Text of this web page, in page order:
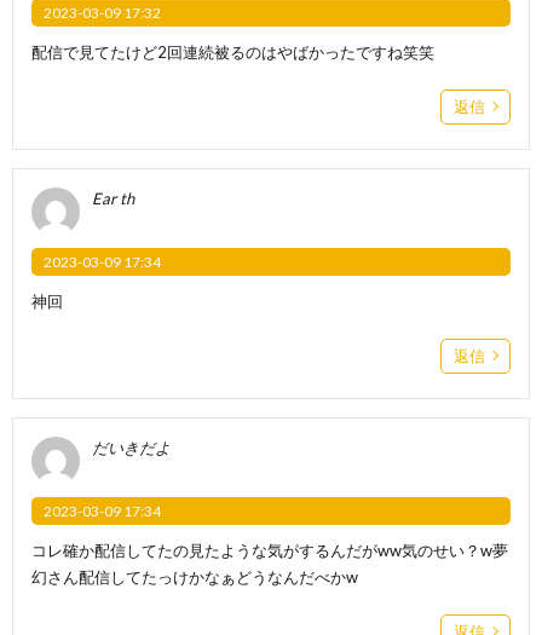
2023-03-09 17:32
配信で見てたけど2回連続被るのはやばかったですね笑笑
返信
Ear th
2023-03-09 17:34
神回
返信
だいきだよ
2023-03-09 17:34
コレ確か配信してたの見たような気がするんだがww気のせい？w夢
幻さん配信してたっけかなぁどうなんだべかw
返信